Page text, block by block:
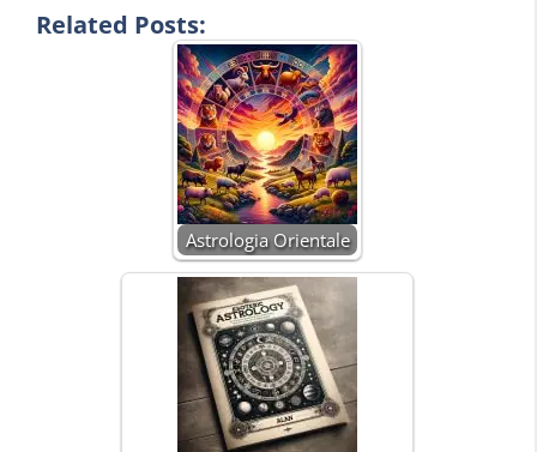
Related Posts:
Astrologia Orientale